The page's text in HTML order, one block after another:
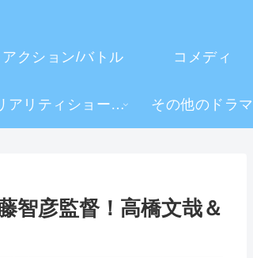
アクション/バトル コメディ
リアリティショー・TV番組 その他のドラマ
智彦監督！高橋文哉＆